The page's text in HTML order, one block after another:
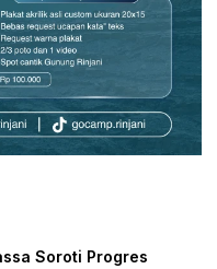
Soroti Progres